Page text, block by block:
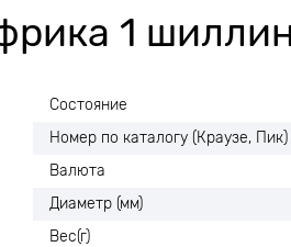
1
Состояние
Номер по каталогу (Краузе, Пик)
Валюта
Диаметр (мм)
Вес(г)